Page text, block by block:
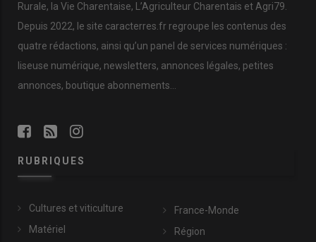
Rurale, la Vie Charentaise, L’Agriculteur Charentais et Agri79.
Depuis 2022, le site caracterres.fr regroupe les contenus des
quatre rédactions, ainsi qu’un panel de services numériques :
liseuse numérique, newsletters, annonces légales, petites
annonces, boutique abonnements…
RUBRIQUES
Cultures et viticulture
Matériel
France-Monde
Région